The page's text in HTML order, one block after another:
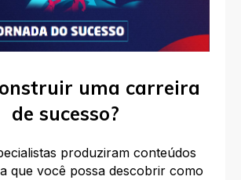
uma carreira
de sucesso?
produziram conteúdos
que você possa descobrir como